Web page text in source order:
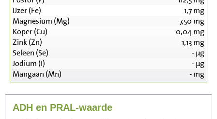
IJzer (Fe)
1,7mg
Magnesium (Mg)
7,50 mg
Koper (Cu)
0,04mg
Zink (Zn)
1,13mg
Seleen (Se)
-µg
Jodium (I)
-µg
Mangaan (Mn)
-mg
ADH en PRAL-waarde